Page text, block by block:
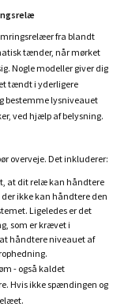
fra blandt
tænder, når mørket
Nogle modeller giver dig
tændt i yderligere
bestemme lysniveauet
ved hjælp af belysning.
overveje. Det inkluderer:
at dit relæ kan håndtere
ikke kan håndtere den
Ligeledes er det
som er krævet i
håndtere niveauet af
- også kaldet
Hvis ikke spændingen og